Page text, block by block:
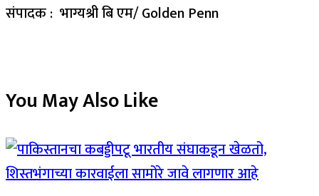
संपादक : भाग्यश्री बि एम/ Golden Penn
You May Also Like